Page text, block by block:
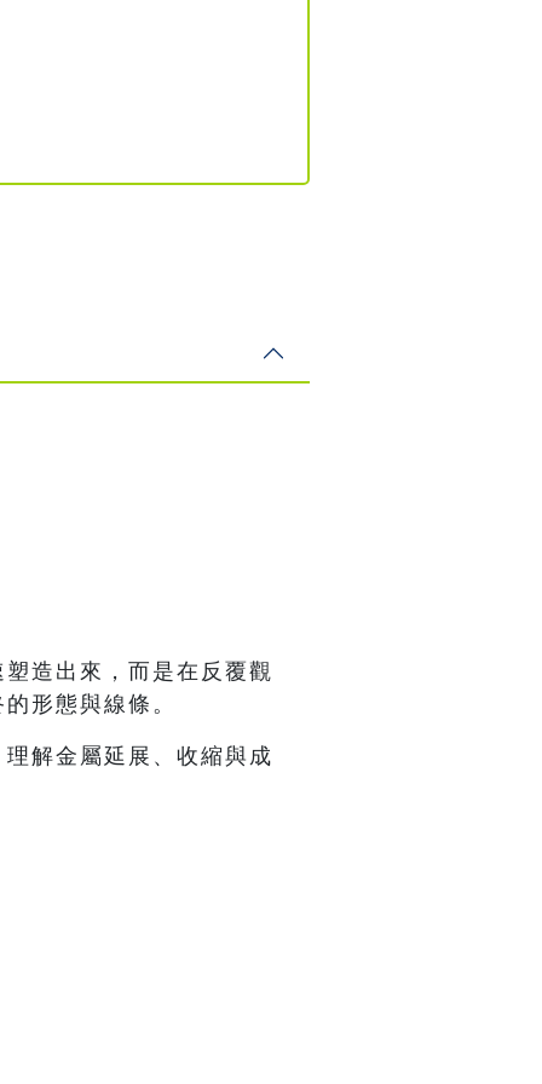
造出來，而是在反覆觀
形態與線條。
解金屬延展、收縮與成